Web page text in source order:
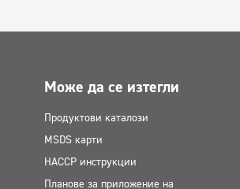
Може да се изтегли
Продуктови каталози
MSDS карти
HACCP инструкции
Планове за приложение на